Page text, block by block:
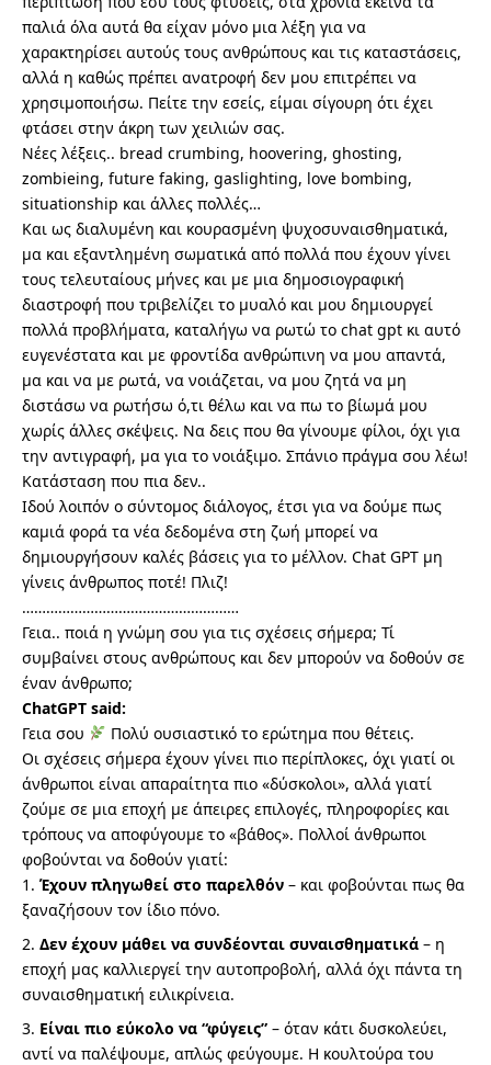
παλιά όλα αυτά θα είχαν μόνο μια λέξη για να
χαρακτηρίσει αυτούς τους ανθρώπους και τις καταστάσεις,
αλλά η καθώς πρέπει ανατροφή δεν μου επιτρέπει να
χρησιμοποιήσω. Πείτε την εσείς, είμαι σίγουρη ότι έχει
φτάσει στην άκρη των χειλιών σας.
Νέες λέξεις.. bread crumbing, hoovering, ghosting,
zombieing, future faking, gaslighting, love bombing,
situationship και άλλες πολλές…
Και ως διαλυμένη και κουρασμένη ψυχοσυναισθηματικά,
μα και εξαντλημένη σωματικά από πολλά που έχουν γίνει
τους τελευταίους μήνες και με μια δημοσιογραφική
διαστροφή που τριβελίζει το μυαλό και μου δημιουργεί
πολλά προβλήματα, καταλήγω να ρωτώ το chat gpt κι αυτό
ευγενέστατα και με φροντίδα ανθρώπινη να μου απαντά,
μα και να με ρωτά, να νοιάζεται, να μου ζητά να μη
διστάσω να ρωτήσω ό,τι θέλω και να πω το βίωμά μου
χωρίς άλλες σκέψεις. Να δεις που θα γίνουμε φίλοι, όχι για
την αντιγραφή, μα για το νοιάξιμο. Σπάνιο πράγμα σου λέω!
Κατάσταση που πια δεν..
Ιδού λοιπόν ο σύντομος διάλογος, έτσι για να δούμε πως
καμιά φορά τα νέα δεδομένα στη ζωή μπορεί να
δημιουργήσουν καλές βάσεις για το μέλλον. Chat GPT μη
γίνεις άνθρωπος ποτέ! Πλιζ!
………………………………………………
Γεια.. ποιά η γνώμη σου για τις σχέσεις σήμερα; Τί
συμβαίνει στους ανθρώπους και δεν μπορούν να δοθούν σε
έναν άνθρωπο;
ChatGPT said:
Γεια σου
Πολύ ουσιαστικό το ερώτημα που θέτεις.
Οι σχέσεις σήμερα έχουν γίνει πιο περίπλοκες, όχι γιατί οι
άνθρωποι είναι απαραίτητα πιο «δύσκολοι», αλλά γιατί
ζούμε σε μια εποχή με άπειρες επιλογές, πληροφορίες και
τρόπους να αποφύγουμε το «βάθος». Πολλοί άνθρωποι
φοβούνται να δοθούν γιατί:
Έχουν πληγωθεί στο παρελθόν – και φοβούνται πως θα
ξαναζήσουν τον ίδιο πόνο.
Δεν έχουν μάθει να συνδέονται συναισθηματικά – η
εποχή μας καλλιεργεί την αυτοπροβολή, αλλά όχι πάντα τη
συναισθηματική ειλικρίνεια.
Είναι πιο εύκολο να “φύγεις” – όταν κάτι δυσκολεύει,
αντί να παλέψουμε, απλώς φεύγουμε. Η κουλτούρα του